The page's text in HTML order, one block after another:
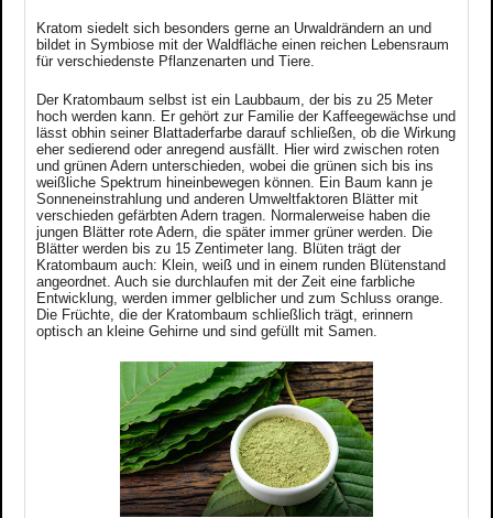
Kratom siedelt sich besonders gerne an Urwaldrändern an und
bildet in Symbiose mit der Waldfläche einen reichen Lebensraum
für verschiedenste Pflanzenarten und Tiere.
Der Kratombaum selbst ist ein Laubbaum, der bis zu 25 Meter
hoch werden kann. Er gehört zur Familie der Kaffeegewächse und
lässt obhin seiner Blattaderfarbe darauf schließen, ob die Wirkung
eher sedierend oder anregend ausfällt. Hier wird zwischen roten
und grünen Adern unterschieden, wobei die grünen sich bis ins
weißliche Spektrum hineinbewegen können. Ein Baum kann je
Sonneneinstrahlung und anderen Umweltfaktoren Blätter mit
verschieden gefärbten Adern tragen. Normalerweise haben die
jungen Blätter rote Adern, die später immer grüner werden. Die
Blätter werden bis zu 15 Zentimeter lang. Blüten trägt der
Kratombaum auch: Klein, weiß und in einem runden Blütenstand
angeordnet. Auch sie durchlaufen mit der Zeit eine farbliche
Entwicklung, werden immer gelblicher und zum Schluss orange.
Die Früchte, die der Kratombaum schließlich trägt, erinnern
optisch an kleine Gehirne und sind gefüllt mit Samen.